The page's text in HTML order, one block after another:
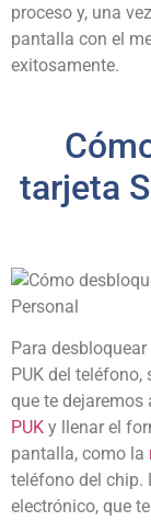
proceso y, una
pantalla con el
exitosamente.
tarjeta
Para
PUK del
que te dejaremos
PUK y llenar el
pantalla, como la
teléfono del chip.
electrónico, que